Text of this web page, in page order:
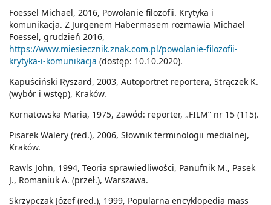
Foessel Michael, 2016, Powołanie filozofii. Krytyka i
komunikacja. Z Jurgenem Habermasem rozmawia Michael
Foessel, grudzień 2016,
https://www.miesiecznik.znak.com.pl/powolanie-filozofii-
krytyka-i-komunikacja (dostęp: 10.10.2020).
Kapuściński Ryszard, 2003, Autoportret reportera, Strączek K.
(wybór i wstęp), Kraków.
Kornatowska Maria, 1975, Zawód: reporter, „FILM” nr 15 (115).
Pisarek Walery (red.), 2006, Słownik terminologii medialnej,
Kraków.
Rawls John, 1994, Teoria sprawiedliwości, Panufnik M., Pasek
J., Romaniuk A. (przeł.), Warszawa.
Skrzypczak Józef (red.), 1999, Popularna encyklopedia mass